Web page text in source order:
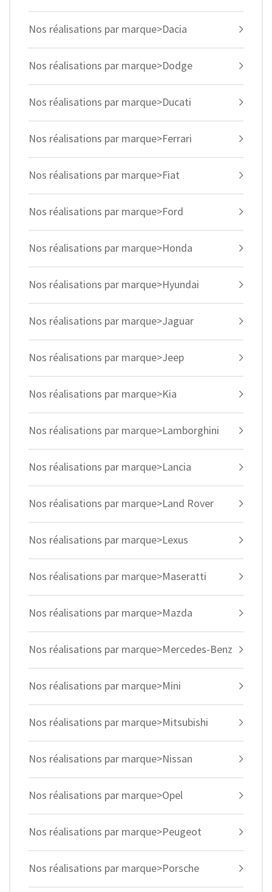
Nos réalisations par marque>Dacia
Nos réalisations par marque>Dodge
Nos réalisations par marque>Ducati
Nos réalisations par marque>Ferrari
Nos réalisations par marque>Fiat
Nos réalisations par marque>Ford
Nos réalisations par marque>Honda
Nos réalisations par marque>Hyundai
Nos réalisations par marque>Jaguar
Nos réalisations par marque>Jeep
Nos réalisations par marque>Kia
Nos réalisations par marque>Lamborghini
Nos réalisations par marque>Lancia
Nos réalisations par marque>Land Rover
Nos réalisations par marque>Lexus
Nos réalisations par marque>Maseratti
Nos réalisations par marque>Mazda
Nos réalisations par marque>Mercedes-Benz
Nos réalisations par marque>Mini
Nos réalisations par marque>Mitsubishi
Nos réalisations par marque>Nissan
Nos réalisations par marque>Opel
Nos réalisations par marque>Peugeot
Nos réalisations par marque>Porsche